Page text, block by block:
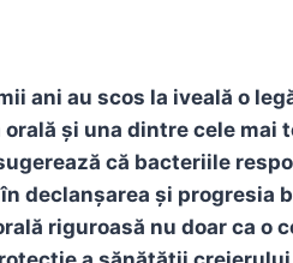
ani au scos la iveală o
și una dintre cele mai
că bacteriile
declanșarea și progresia
riguroasă nu doar ca o